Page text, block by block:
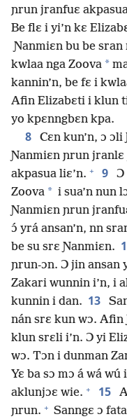
ɲrun jranfuɛ
Be flɛ i yi’n kɛ
Ɲanmiɛn bu be sran
kwlaa nga Zoova *
kannin’n, be fɛ i
Afin Elizabɛti i klun ti
yo kpɛnngbɛn kpa.
8
Cɛn kun’n, ɔ
Ɲanmiɛn ɲrun jranlɛ
akpasua liɛ’n. + 9
Ɔ
Zoova * i sua’n nun
Ɲanmiɛn ɲrun
ɔ́ yrá ansan’n, nn
be su srɛ Ɲanmiɛn.
ɲrun-ɔn. Ɔ jin ansan
Zakari wunnin i’n, i
kunnin i dan. 13
nán srɛ kun wɔ.
klun srɛli i’n. Ɔ yi
wɔ. Tɔn i dunman
Yɛ ba sɔ mɔ á wá
aklunjɔɛ wie. + 15
ɲrun. + Sanngɛ ɔ